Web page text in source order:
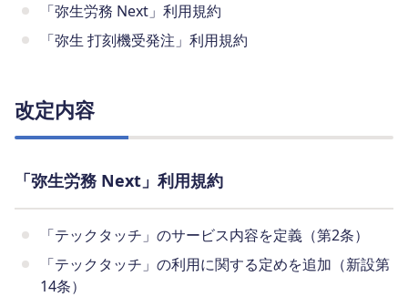
「弥生労務 Next」利用規約
「弥生 打刻機受発注」利用規約
改定内容
「弥生労務 Next」利用規約
「テックタッチ」のサービス内容を定義（第2条）
「テックタッチ」の利用に関する定めを追加（新設第
14条）